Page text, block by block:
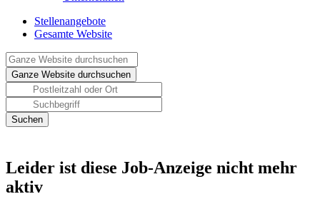
Stellenangebote
Gesamte Website
Leider ist diese Job-Anzeige nicht mehr
aktiv